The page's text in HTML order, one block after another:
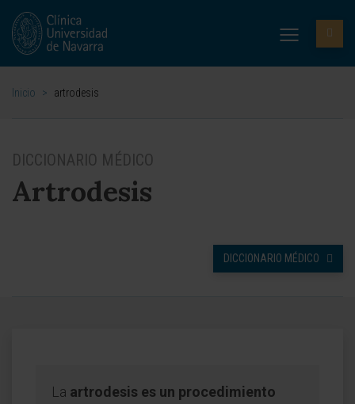
Inicio > artrodesis
DICCIONARIO MÉDICO
Artrodesis
DICCIONARIO MÉDICO
La artrodesis es un procedimiento